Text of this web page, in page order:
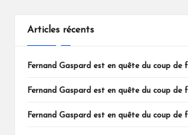
Articles récents
Fernand Gaspard est en quête du coup de
Fernand Gaspard est en quête du coup de
Fernand Gaspard est en quête du coup de